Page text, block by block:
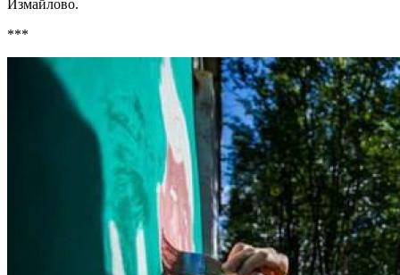
Измайлово.
***